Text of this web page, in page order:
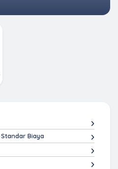
Biaya